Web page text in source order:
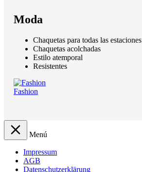
Moda
Chaquetas para todas las estaciones
Chaquetas acolchadas
Estilo atemporal
Resistentes
Fashion
Menú
Impressum
AGB
Datenschutzerklärung